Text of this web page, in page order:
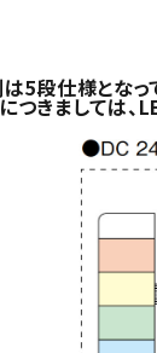
仕様となって
は、LED赤